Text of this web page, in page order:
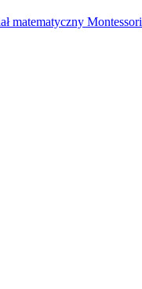
matematyczny Montessori